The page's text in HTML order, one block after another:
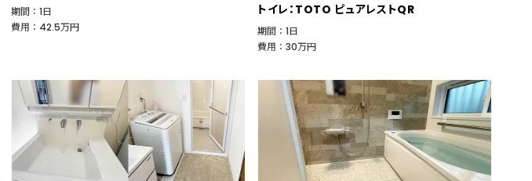
期間 ： 1日
費用 ： 42.5万円
トイレ：TOTO ピュアレストQR
期間 ： 1日
費用 ： 30万円